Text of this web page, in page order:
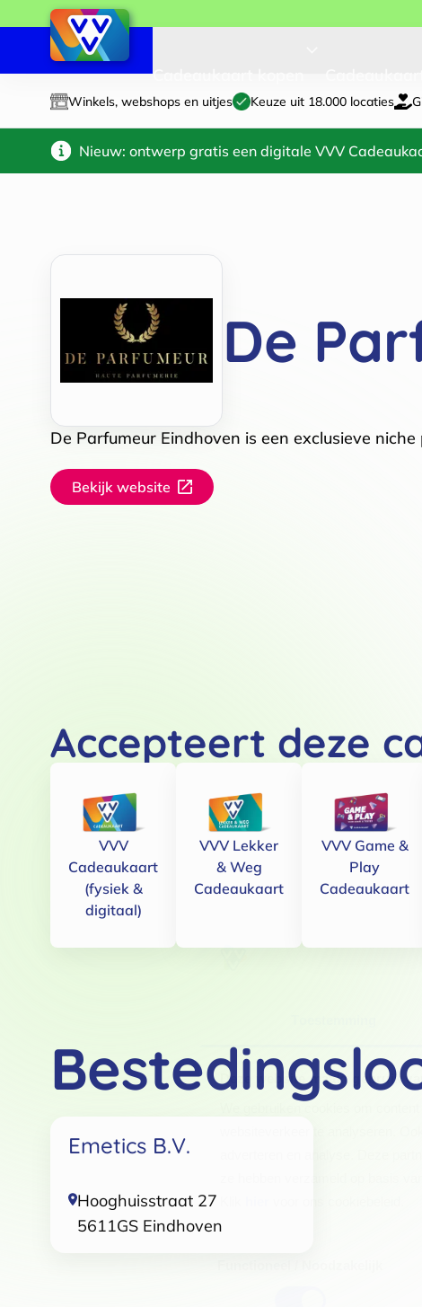
Deze website maakt gebruik
Winkels, webshops en uitjes Keuze uit 18.000 locaties
Nieuw: ontwerp gratis een digitale VVV
De
De Parfumeur Eindhoven is een exclusieve
Bekijk website
Accepteert deze
VVV
Cadeaukaart
(fysiek &
digitaal)
VVV Lekker
& Weg
Cadeaukaart
VVV Game &
Play
Cadeaukaart
Emetics B.V.
Hooghuisstraat 27
5611GS Eindhoven